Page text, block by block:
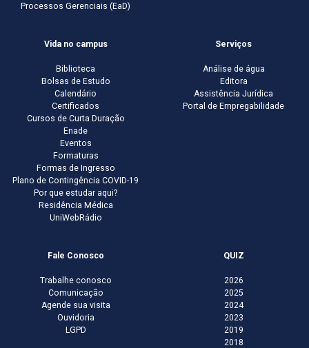
Processos Gerenciais (EaD)
Vida no campus
Biblioteca
Bolsas de Estudo
Calendário
Certificados
Cursos de Curta Duração
Enade
Eventos
Formaturas
Formas de Ingresso
Plano de Contingência COVID-19
Por que estudar aqui?
Residência Médica
UniWebRádio
Serviços
Análise de água
Editora
Assistência Jurídica
Portal de Empregabilidade
Fale Conosco
Trabalhe conosco
Comunicação
Agende sua visita
Ouvidoria
LGPD
QUIZ
2026
2025
2024
2023
2019
2018